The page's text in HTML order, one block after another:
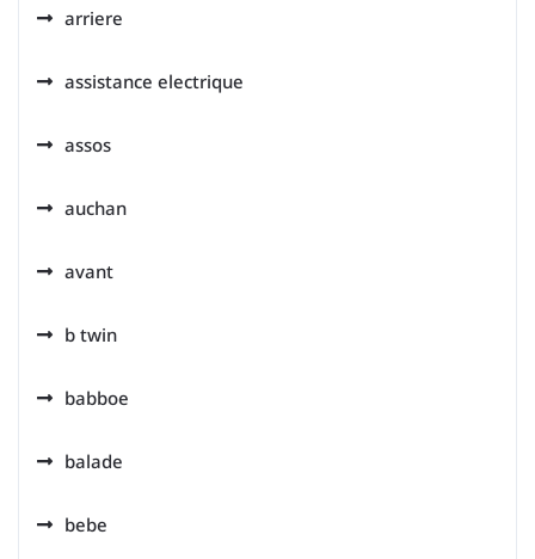
arriere
assistance electrique
assos
auchan
avant
b twin
babboe
balade
bebe